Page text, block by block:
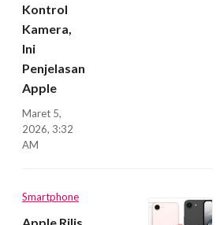
Kontrol
Kamera,
Ini
Penjelasan
Apple
Maret 5,
2026, 3:32
AM
Smartphone